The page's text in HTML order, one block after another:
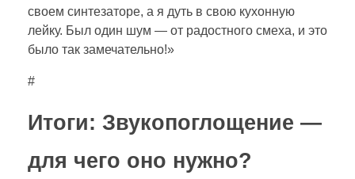
своем синтезаторе, а я дуть в свою кухонную
лейку. Был один шум — от радостного смеха, и это
было так замечательно!»
#
Итоги: Звукопоглощение —
для чего оно нужно?